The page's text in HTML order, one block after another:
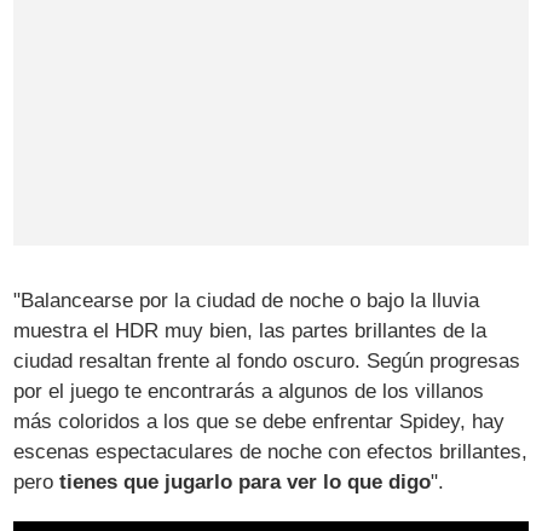
"Balancearse por la ciudad de noche o bajo la lluvia
muestra el HDR muy bien, las partes brillantes de la
ciudad resaltan frente al fondo oscuro. Según progresas
por el juego te encontrarás a algunos de los villanos
más coloridos a los que se debe enfrentar Spidey, hay
escenas espectaculares de noche con efectos brillantes,
perotienes que jugarlo para ver lo que digo".